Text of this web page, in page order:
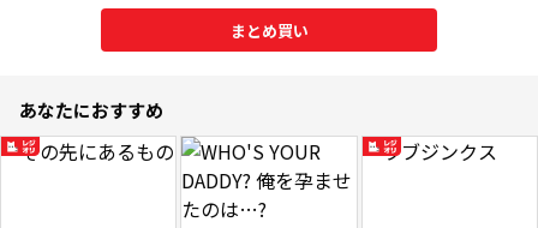
まとめ買い
あなたにおすすめ